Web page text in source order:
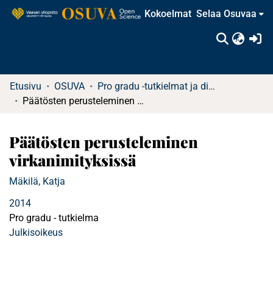
Kokoelmat Selaa Osuvaa
Etusivu OSUVA
Pro gradu -tutkielmat ja diplomityöt (rajattu saatavuus)
Päätösten perusteleminen virkanimityksissä
Päätösten perusteleminen
virkanimityksissä
Mäkilä, Katja
2014
Pro gradu - tutkielma
Julkisoikeus